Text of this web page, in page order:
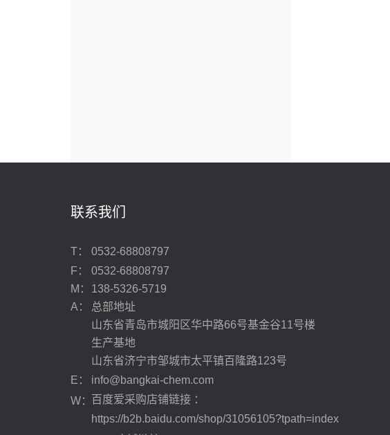
联系我们
T：
0532-68808797
F：
0532-68808797
M：
138-5326-5719
A：
总部地址
山东省青岛市城阳区华中路66号基金谷11号楼
生产基地
山东省济宁市邹城市太平镇百隆路123号
E：
info@bangkai-chem.com
W：
百度爱采购店铺链接 ：
https://b2b.baidu.com/shop/31056105?tpath=index